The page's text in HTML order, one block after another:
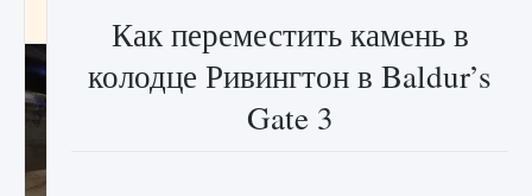
Как переместить камень в
колодце Ривингтон в Baldur’s
Gate 3